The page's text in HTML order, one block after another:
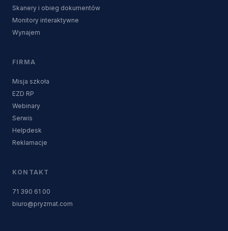
Skanery i obieg dokumentów
Monitory interaktywne
Wynajem
FIRMA
Misja szkoła
EZD RP
Webinary
Serwis
Helpdesk
Reklamacje
KONTAKT
71 390 61 00
biuro@pryzmat.com